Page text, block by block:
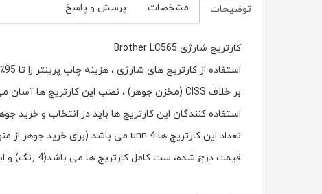
توضیحات مشخصات پرسش و پاسخ
کارتریج شارژی Brother LC565
استفاده از کارتریج های شارژی ، هزینه چاپ پرینتر را تا 95٪ کاهش می دهد.
بر خلاف CISS (مخزن جوهر) ، نصب این کارتریج ها آسان می باشد و مستلزم هیچگونه تغییری در پرینتر نیست.
استفاده کنندگان این کارتریج ها باید در انتخاب و خرید
تعداد این کارتریج ها 4 unn می باشد (برای خرید جوهر از منوی بالای صفحه استفاده کنید).
قیمت درج شده، ست کامل کارتریج ها می باشد(4 رنگ) و این محصول همراه با CHIP AUTORESET و بدون جوهر می باشد.